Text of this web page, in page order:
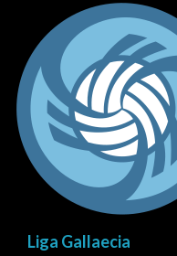
Liga Gallaecia